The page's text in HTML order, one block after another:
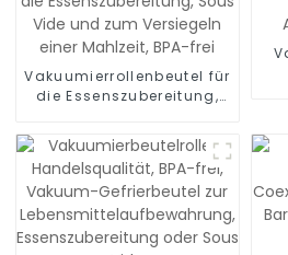
Vakuumierrollenbeutel für
die Essenszubereitung,
Versiegeln einer Mahlzeit,
BPA-frei